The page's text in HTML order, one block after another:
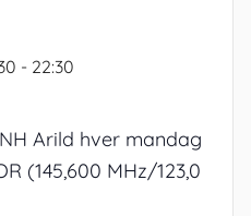
- 22:30
Arild hver mandag
(145,600 MHz/123,0